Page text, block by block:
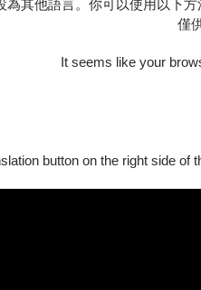
為其他語言。你可以使用以下
僅
It seems like your
button on the right side of
一場介於夢與現實之間的愛情
《燕子》更像是一場優雅的
除舞台佈景與戲劇動作，讓觀眾
圍，引領聽眾走進一段既甜美